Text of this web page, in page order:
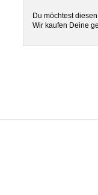
Du möchtest
Wir kaufen Deine